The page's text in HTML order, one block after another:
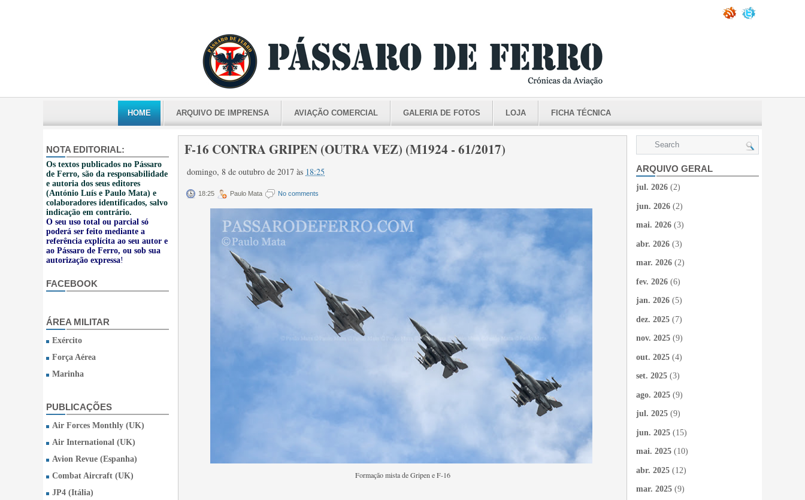
HOME ARQUIVO DE IMPRENSA AVIAÇÃO COMERCIAL GALERIA DE FOTOS LOJA FICHA TÉCNICA
NOTA EDITORIAL:
Os textos publicados no Pássaro
de Ferro, são da responsabilidade
e autoria dos seus editores
(António Luís e Paulo Mata) e
colaboradores identificados, salvo
indicação em contrário.
O seu uso total ou parcial só
poderá ser feito mediante a
referência explícita ao seu autor e
ao Pássaro de Ferro, ou sob sua
autorização expressa!
FACEBOOK
ÁREA MILITAR
Exército
Força Aérea
Marinha
PUBLICAÇÕES
Air Forces Monthly (UK)
Air International (UK)
Avion Revue (Espanha)
Combat Aircraft (UK)
JP4 (Itália)
F-16 CONTRA GRIPEN (OUTRA VEZ) (M1924 - 61/2017)
domingo, 8 de outubro de 2017 às 18:25
18:25 Paulo Mata No comments
Formação mista de Gripen e F-16
ARQUIVO GERAL
jul. 2026 (2)
jun. 2026 (2)
mai. 2026 (3)
abr. 2026 (3)
mar. 2026 (2)
fev. 2026 (6)
jan. 2026 (5)
dez. 2025 (7)
nov. 2025 (9)
out. 2025 (4)
set. 2025 (3)
ago. 2025 (9)
jul. 2025 (9)
jun. 2025 (15)
mai. 2025 (10)
abr. 2025 (12)
mar. 2025 (9)